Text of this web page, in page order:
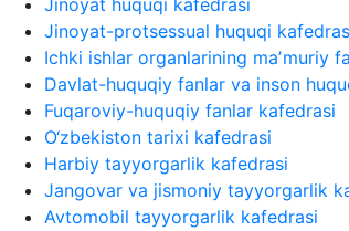
Jinoyat huquqi kafedrasi
Jinoyat-protsessual huquqi
Ichki ishlar organlarining maʼmuriy
Davlat-huquqiy fanlar va inson
Fuqaroviy-huquqiy fanlar kafedrasi
O‘zbekiston tarixi kafedrasi
Harbiy tayyorgarlik kafedrasi
Jangovar va jismoniy tayyorgarlik
Avtomobil tayyorgarlik kafedrasi